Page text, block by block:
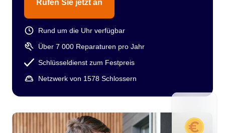
Rufen Sie jetzt an
Rund um die Uhr verfügbar
Über 7 000 Reparaturen pro Jahr
Schlüsseldienst zum Festpreis
Netzwerk von 1578 Schlossern